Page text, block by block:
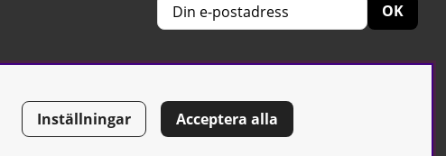
OK
Inställningar Acceptera alla